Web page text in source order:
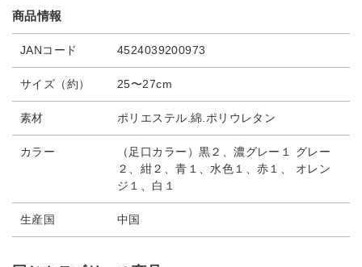
商品情報
JANコード 4524039200973
サイズ（約） 25〜27cm
素材 ポリエステル.綿.ポリウレタン
カラー
（足口カラー）黒２、濃グレー１ グレー
２、紺２、青１、水色１、赤１、 オレン
ジ１、白１
生産国 中国